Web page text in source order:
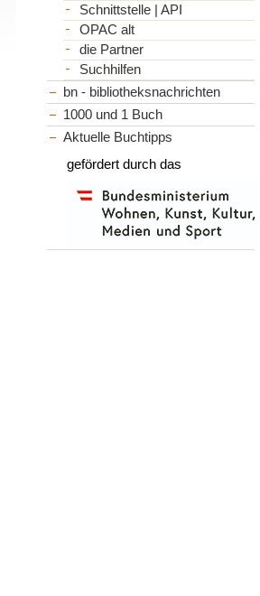
Schnittstelle | API
OPAC alt
die Partner
Suchhilfen
bn - bibliotheksnachrichten
1000 und 1 Buch
Aktuelle Buchtipps
gefördert durch das